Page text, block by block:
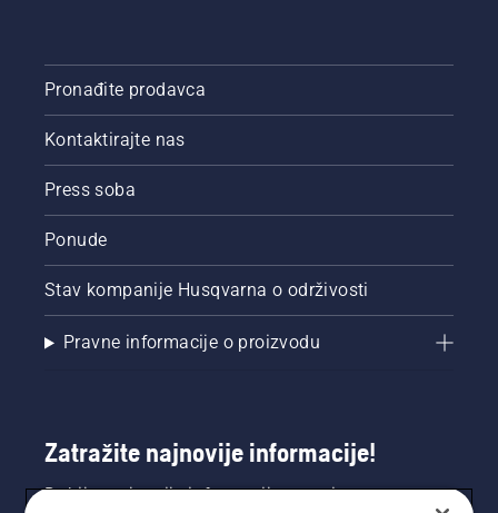
Pronađite prodavca
Kontaktirajte nas
Press soba
Ponude
Stav kompanije Husqvarna o održivosti
Pravne informacije o proizvodu
Zatražite najnovije informacije!
Dobijte najnovije informacije o novim